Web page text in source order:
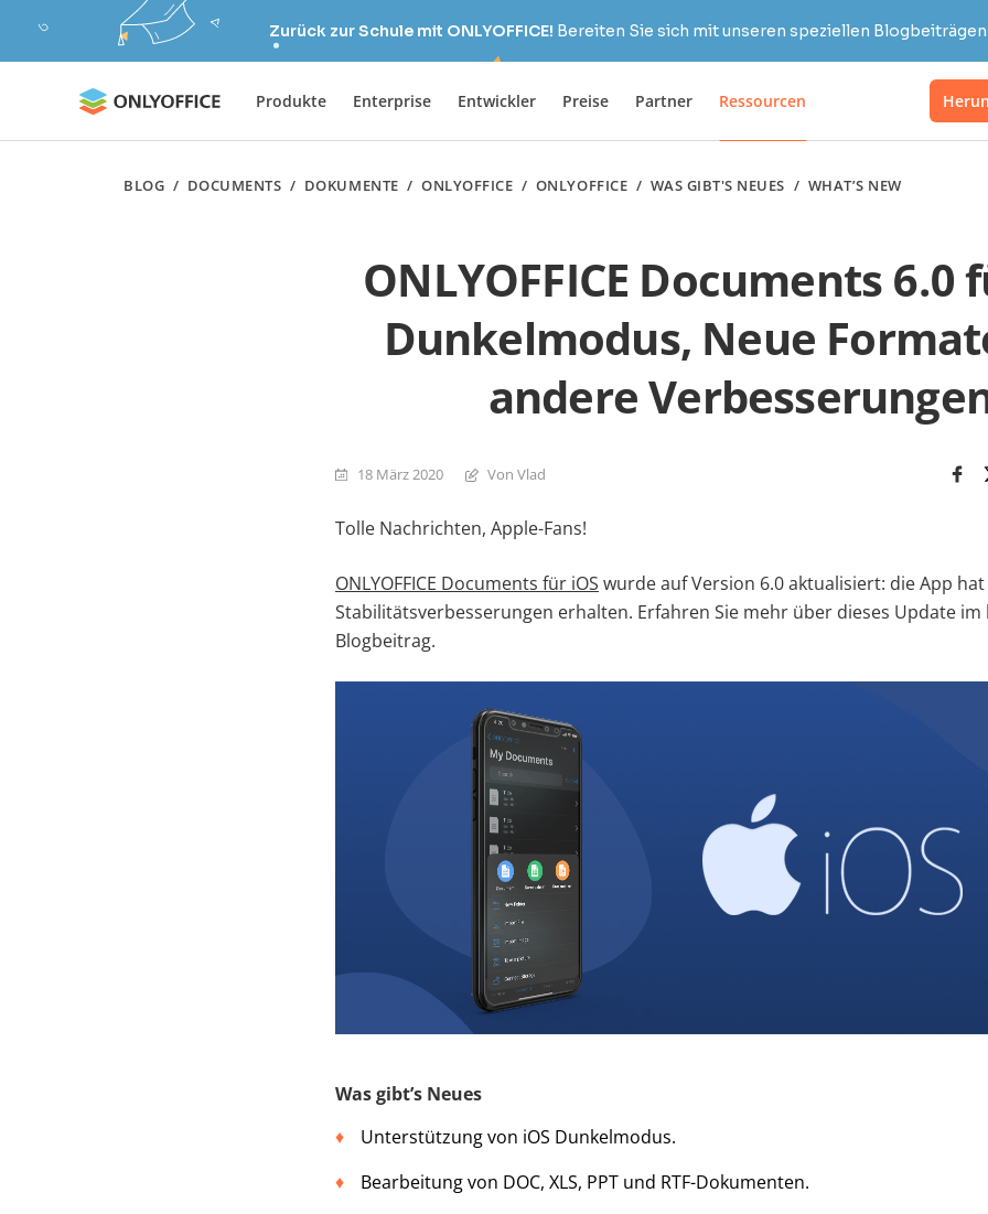
Zurück zur Schule mit ONLYOFFICE! Bereiten Sie sich mit unseren speziellen
Produkte Enterprise Entwickler Preise Partner Ressourcen
BLOG / DOCUMENTS / DOKUMENTE /ONLYOFFICE / ONLYOFFICE / WAS GIBT'S NEUES / WHAT’S NEW
ONLYOFFICE Documents 6.0
Dunkelmodus, Neue
andere
18 März 2020 Von Vlad
Tolle Nachrichten, Apple-Fans!
ONLYOFFICE Documents für iOS wurde auf Version 6.0 aktualisiert: die App
Stabilitätsverbesserungen erhalten. Erfahren Sie mehr über dieses Update im
Blogbeitrag.
Was gibt’s Neues
Unterstützung von iOS Dunkelmodus.
Bearbeitung von DOC, XLS, PPT und RTF-Dokumenten.